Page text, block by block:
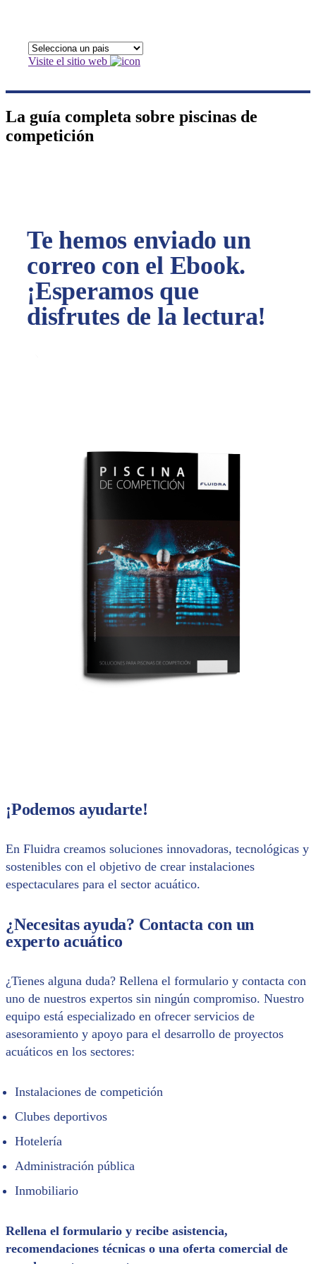
Visite el sitio web
La guía completa sobre piscinas de
competición
Te hemos enviado un
correo con el Ebook.
¡Esperamos que
disfrutes de la lectura!
¡Podemos ayudarte!
En Fluidra creamos soluciones innovadoras, tecnológicas y
sostenibles con el objetivo de crear instalaciones
espectaculares para el sector acuático.
¿Necesitas ayuda? Contacta con un
experto acuático
¿Tienes alguna duda? Rellena el formulario y contacta con
uno de nuestros expertos sin ningún compromiso. Nuestro
equipo está especializado en ofrecer servicios de
asesoramiento y apoyo para el desarrollo de proyectos
acuáticos en los sectores:
Instalaciones de competición
Clubes deportivos
Hotelería
Administración pública
Inmobiliario
Rellena el formulario y recibe asistencia,
recomendaciones técnicas o una oferta comercial de